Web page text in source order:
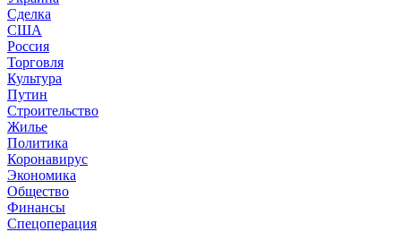
Сделка
США
Россия
Торговля
Культура
Путин
Строительство
Жилье
Политика
Коронавирус
Экономика
Общество
Финансы
Спецоперация